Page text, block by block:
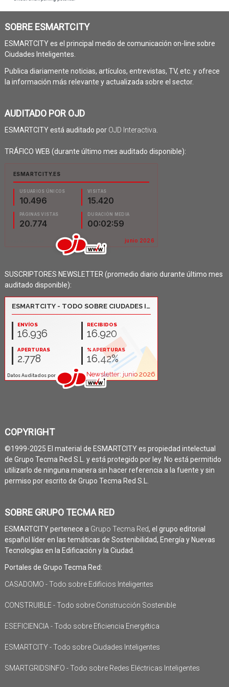
SOBRE ESMARTCITY
ESMARTCITY es el principal medio de comunicación on-line sobre
Ciudades Inteligentes.
Publica diariamente noticias, artículos, entrevistas, TV, etc. y ofrece
la información más relevante y actualizada sobre el sector.
AUDITADO POR OJD
ESMARTCITY está auditado por OJD Interactiva
TRÁFICO WEB (durante último mes auditado disponible):
SUSCRIPTORES NEWSLETTER (promedio diario durante último mes
auditado disponible):
COPYRIGHT
©1999-2025 El material de ESMARTCITY es propiedad intelectual
de Grupo Tecma Red S.L. y está protegido por ley. No está permitido
utilizarlo de ninguna manera sin hacer referencia a la fuente y sin
permiso por escrito de Grupo Tecma Red S.L.
SOBRE GRUPO TECMA RED
ESMARTCITY pertenece a Grupo Tecma Red, el grupo editorial
español líder en las temáticas de Sostenibilidad, Energía y Nuevas
Tecnologías en la Edificación y la Ciudad.
Portales de Grupo Tecma Red:
CASADOMO - Todo sobre Edificios Inteligentes
CONSTRUIBLE - Todo sobre Construcción Sostenible
ESEFICIENCIA - Todo sobre Eficiencia Energética
ESMARTCITY - Todo sobre Ciudades Inteligentes
SMARTGRIDSINFO - Todo sobre Redes Eléctricas Inteligentes